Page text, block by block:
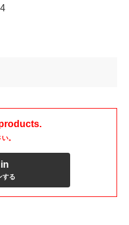
。
する